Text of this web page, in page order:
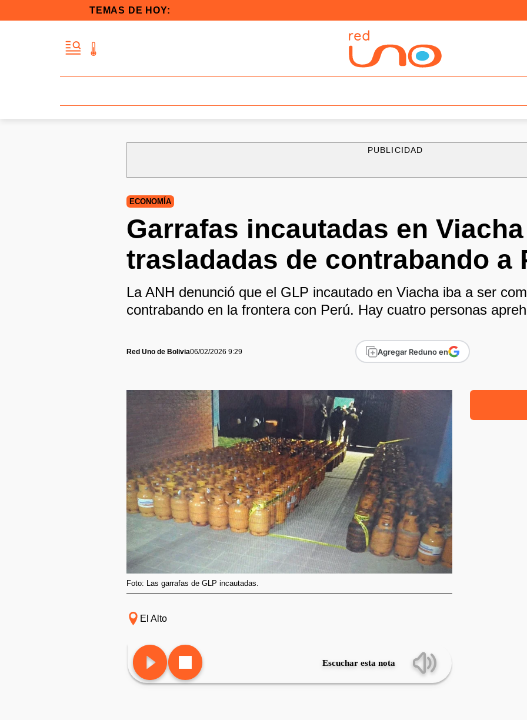
TEMAS DE HOY:
PUBLICIDAD
ECONOMÍA
Garrafas incautadas en
trasladadas de contrabando a
La ANH denunció que el GLP incautado en Viacha iba a ser
contrabando en la frontera con Perú. Hay cuatro personas
Red Uno de Bolivia06/02/2026 9:29 Agregar Reduno en
Foto: Las garrafas de GLP incautadas.
El Alto
Escuchar esta nota